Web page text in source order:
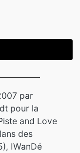
par
pour la
and Love
des
IWanDé